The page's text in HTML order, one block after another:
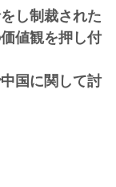
し制裁された
値観を押し付
国に関して討